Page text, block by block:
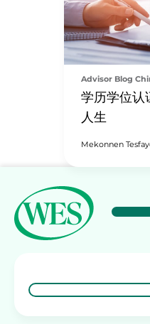
Advisor Blog
学历学位认
人生
Mekonnen